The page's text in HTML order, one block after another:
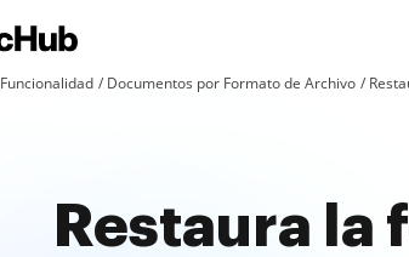
Funcionalidad Documentos por Formato de Archivo
Restaura la